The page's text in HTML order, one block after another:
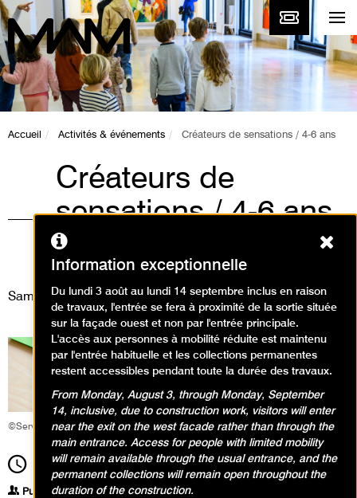
Accueil Activités & événements Créateurs de sensations / 4-6 ans
Créateurs de
sensations / 4-6 ans
Animations / Atelier arts
plastiques
Samedi 27 septembre 2025
©Service éducatif et culturel
11h00 Durée1h30
Publics
Information exceptionnelle
Du lundi 3 août au lundi 14 septembre inclus en raison
de travaux, l'entrée se fera à proximité de la sortie située
sur la façade ouest et non par l'entrée principale.
L'accès aux personnes à mobilité réduite est maintenu
par l'entrée habituelle et les collections permanentes
restent accessibles pendant toute la durée des travaux.
From Monday, August 3, through Monday, September
14, inclusive, due to construction work, visitors will enter
near the exit on the west facade rather than through the
main entrance. Access for people with limited mobility
will remain available through the usual entrance, and the
permanent collections will remain open throughout the
duration of the construction.